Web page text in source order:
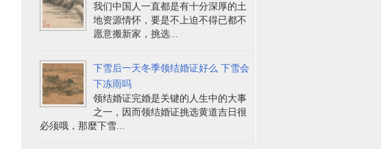
我们中国人一直都是有十分深厚的土
地资源情怀，要是不上迫不得已都不
愿意搬新家，挑选...
下雪后一天冬季领结婚证好么 下雪会
下冻雨吗
领结婚证完婚是关键的人生中的大事
之一，因而领结婚证挑选黄道吉日很
必须哦，那麼下雪...